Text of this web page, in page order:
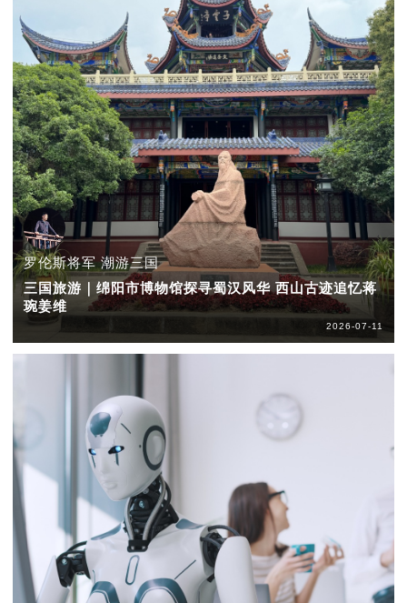
罗伦斯将军 潮游三国
三国旅游｜绵阳市博物馆探寻蜀汉风华 西山古迹追忆蒋
琬姜维
2026-07-11